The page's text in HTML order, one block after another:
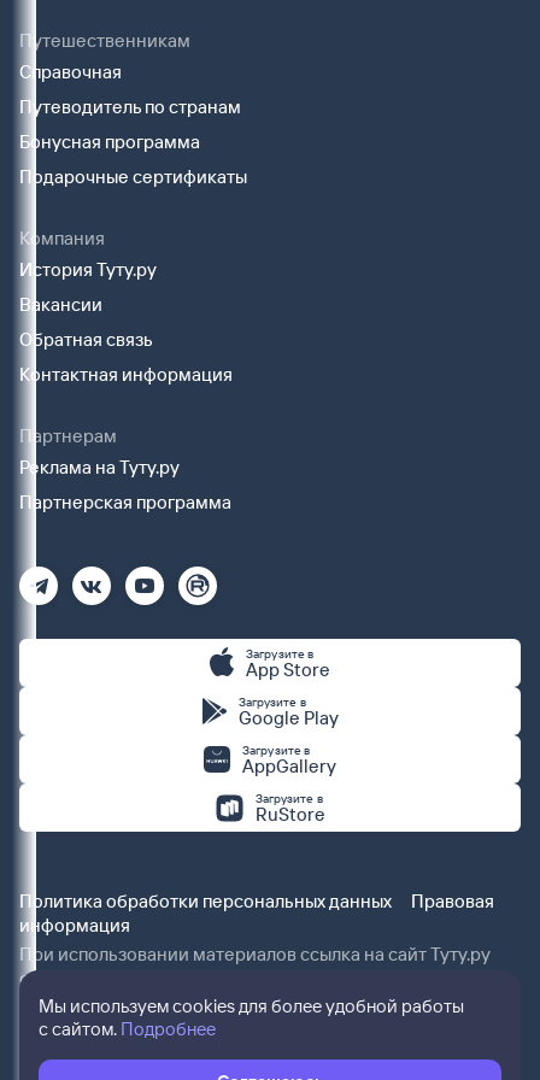
Путешественникам
Справочная
Путеводитель по странам
Бонусная программа
Подарочные сертификаты
Компания
История Туту.ру
Вакансии
Обратная связь
Контактная информация
Партнерам
Реклама на Туту.ру
Партнерская программа
Загрузите в
App Store
Загрузите в
Google Play
Загрузите в
AppGallery
Загрузите в
RuStore
Политика обработки персональных данных
Правовая
информация
При использовании материалов ссылка на сайт Туту.ру
обязательна.
Мы используем cookies для более удобной работы
с сайтом. Подробнее